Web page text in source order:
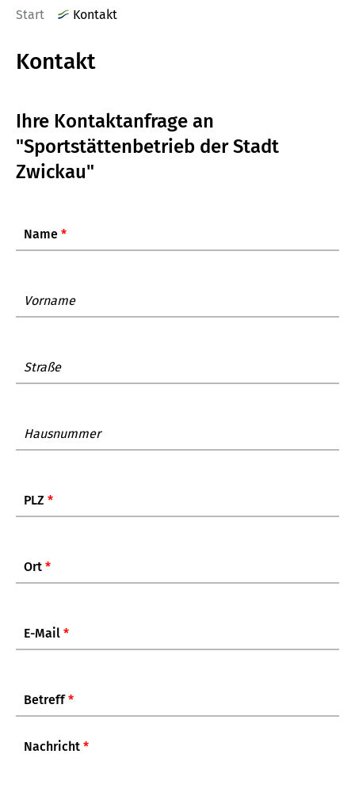
Start Kontakt
Kontakt
Ihre Kontaktanfrage an
"Sportstättenbetrieb der Stadt
Zwickau"
Name *
Vorname
Straße
Hausnummer
PLZ *
Ort *
E-Mail *
Betreff*
Nachricht *